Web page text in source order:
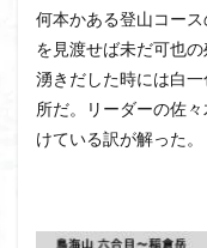
何本かある登山コー
を見渡せば未だ可也
湧きだした時には白
所だ。リーダーの佐
けている訳が解った。